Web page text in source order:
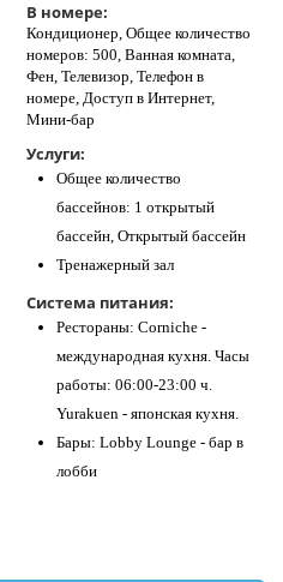
В номере:
Кондиционер, Общее количество
номеров: 500, Ванная комната,
Фен, Телевизор, Телефон в
номере, Доступ в Интернет,
Мини-бар
Услуги:
Общее количество
бассейнов: 1 открытый
бассейн, Открытый бассейн
Тренажерный зал
Система питания:
Рестораны: Corniche -
международная кухня. Часы
работы: 06:00-23:00 ч.
Yurakuen - японская кухня.
Бары: Lobby Lounge - бар в
лобби